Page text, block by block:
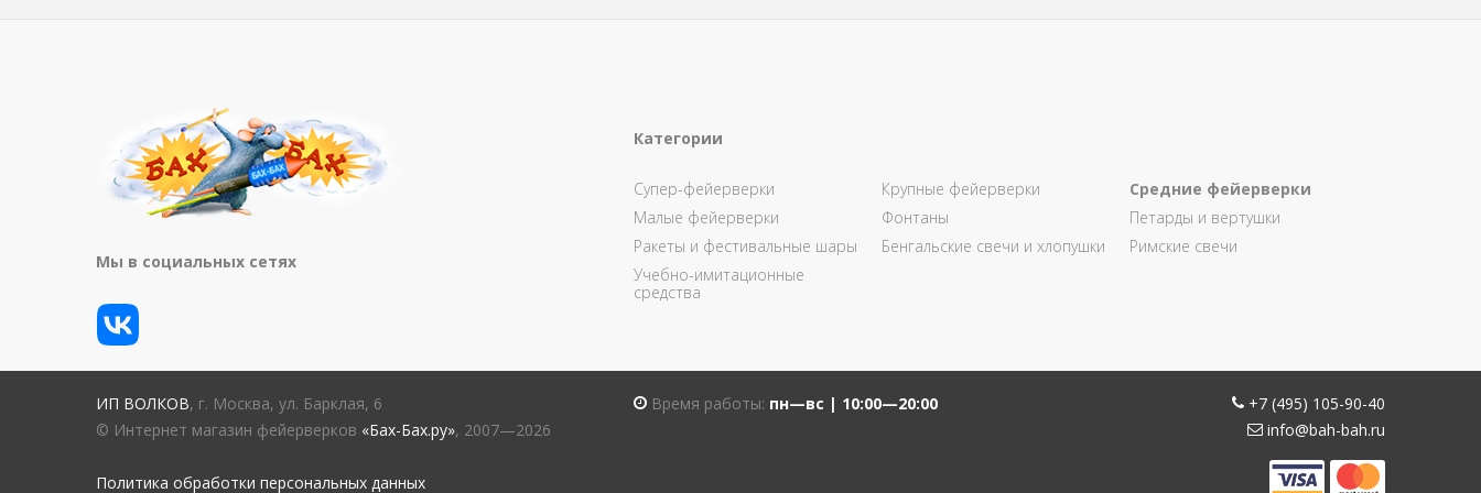
Категории
Супер-фейерверки Крупные фейерверки
Средние фейерверки
Малые фейерверки
Фонтаны
Петарды и вертушки
Ракеты и фестивальные шары
Бенгальские свечи и хлопушки
Римские свечи
Учебно-имитационные
средства
Мы в социальных сетях
ИП ВОЛКОВ, г. Москва, ул. Барклая, 6
© Интернет магазин фейерверков «Бах-Бах.ру», 2007—2026
Политика обработки персональных данных
Время работы: пн—вс | 10:00—20:00
+7 (495) 105-90-40
info@bah-bah.ru